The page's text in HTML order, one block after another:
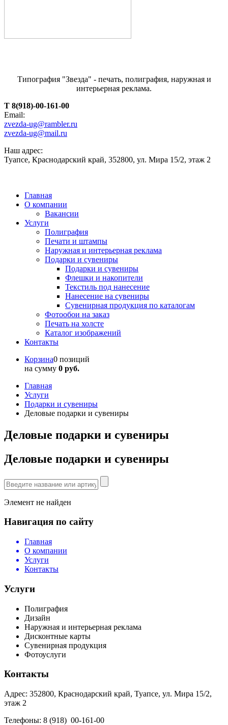
Типография "Звезда" - печать, полиграфия, наружная и
интерьерная реклама.
T 8(918)-00-161-00
Email:
zvezda-ug@rambler.ru
zvezda-ug@mail.ru
Наш адрес:
Туапсе, Краснодарский край, 352800, ул. Мира 15/2, этаж 2
Главная
О компании
Вакансии
Услуги
Полиграфия
Печати и штампы
Наружная и интерьерная реклама
Подарки и сувениры
Подарки и сувениры
Флешки и накопители
Текстиль под нанесение
Нанесение на сувениры
Сувенирная продукция по каталогам
Фотообои на заказ
Печать на холсте
Каталог изображений
Контакты
Корзина0 позиций
на сумму 0 руб.
Главная
Услуги
Подарки и сувениры
Деловые подарки и сувениры
Деловые подарки и сувениры
Деловые подарки и сувениры
Элемент не найден
Навигация по сайту
Главная
О компании
Услуги
Контакты
Услуги
Полиграфия
Дизайн
Наружная и интерьерная реклама
Дисконтные карты
Сувенирная продукция
Фотоуслуги
Контакты
Адрес: 352800, Краснодарский край, Туапсе, ул. Мира 15/2,
этаж 2
Телефоны: 8 (918) 00-161-00